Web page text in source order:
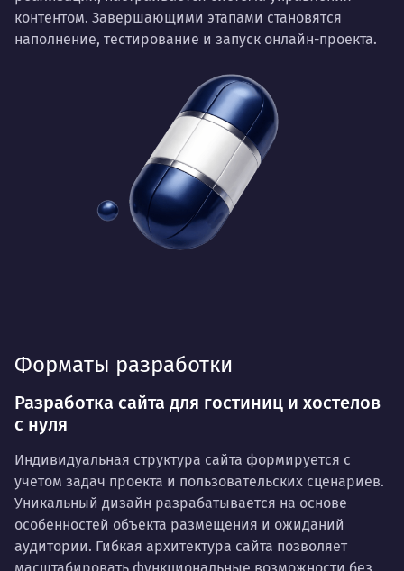
контентом. Завершающими этапами становятся
наполнение, тестирование и запуск онлайн-проекта.
Форматы разработки
Разработка сайта для гостиниц и хостелов
с нуля
Индивидуальная структура сайта формируется с
учетом задач проекта и пользовательских сценариев.
Уникальный дизайн разрабатывается на основе
особенностей объекта размещения и ожиданий
аудитории. Гибкая архитектура сайта позволяет